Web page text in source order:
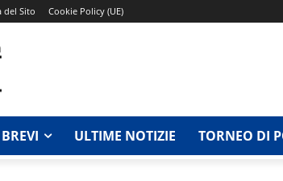
del Sito Cookie Policy (UE)
BREVI ULTIME NOTIZIE TORNEO DI